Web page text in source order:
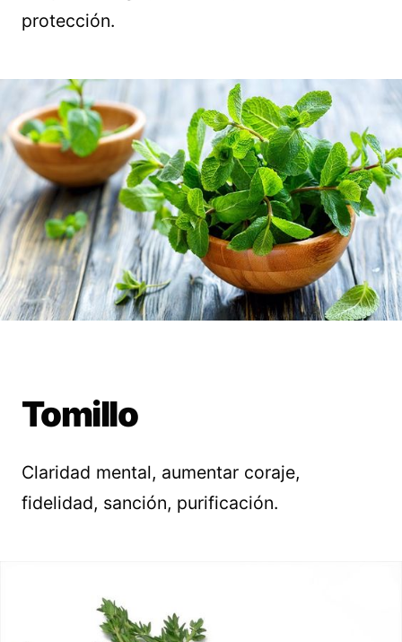
protección.
Tomillo
Claridad mental, aumentar coraje,
fidelidad, sanción, purificación.